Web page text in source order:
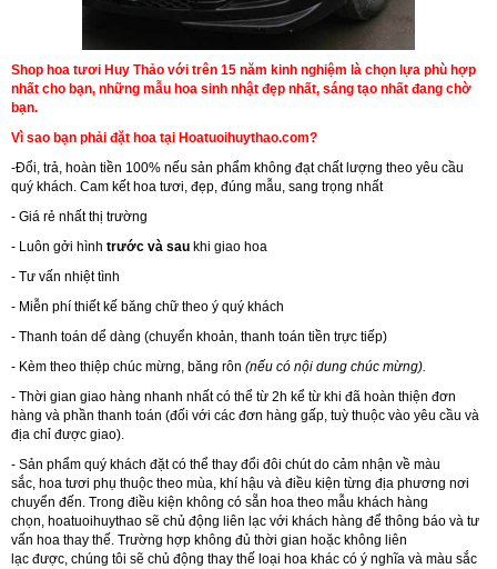
Shop hoa tươi Huy Thảo với trên 15 năm kinh nghiệm là chọn lựa phù hợp
nhất cho bạn, những mẫu hoa sinh nhật đẹp nhất, sáng tạo nhất đang chờ
bạn.
Vì sao bạn phải đặt hoa tại Hoatuoihuythao.com?
-Đổi, trả, hoàn tiền 100% nếu sản phẩm không đạt chất lượng theo yêu cầu
quý khách. Cam kết hoa tươi, đẹp, đúng mẫu, sang trọng nhất
- Giá rẻ nhất thị trường
- Luôn gởi hình trước và sau khi giao hoa
- Tư vấn nhiệt tình
- Miễn phí thiết kế băng chữ theo ý quý khách
- Thanh toán dể dàng (chuyển khoản, thanh toán tiền trực tiếp)
- Kèm theo thiệp chúc mừng, băng rôn (nếu có nội dung chúc mừng).
- Thời gian giao hàng nhanh nhất có thể từ 2h kể từ khi đã hoàn thiện đơn
hàng và phần thanh toán (đối với các đơn hàng gấp, tuỳ thuộc vào yêu cầu và
địa chỉ được giao).
- Sản phẩm quý khách đặt có thể thay đổi đôi chút do cảm nhận về màu
sắc, hoa tươi phụ thuộc theo mùa, khí hậu và điều kiện từng địa phương nơi
chuyển đến. Trong điều kiện không có sẵn hoa theo mẫu khách hàng
chọn, hoatuoihuythao sẽ chủ động liên lạc với khách hàng để thông báo và tư
vấn hoa thay thế. Trường hợp không đủ thời gian hoặc không liên
lạc được, chúng tôi sẽ chủ động thay thế loại hoa khác có ý nghĩa và màu sắc